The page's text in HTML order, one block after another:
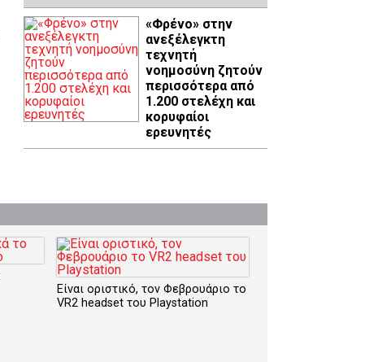
«Φρένο» στην
ανεξέλεγκτη
τεχνητή
νοημοσύνη ζητούν
περισσότερα από
1.200 στελέχη και
κορυφαίοι
ερευνητές
Είναι οριστικό, τον Φεβρουάριο το
VR2 headset του Playstation